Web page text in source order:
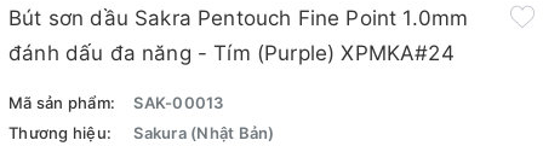
Bút sơn dầu Sakra Pentouch Fine Point 1.0mm
đánh dấu đa năng - Tím (Purple) XPMKA#24
Mã sản phẩm:
SAK-00013
Thương hiệu:
Sakura (Nhật Bản)